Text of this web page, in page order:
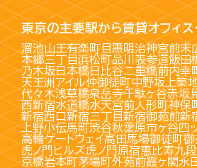
東京の主要駅から賃貸オフィス
溜池山王有楽町目黒明治神宮前末
本郷三丁目浜松町品川 表参道飯田
乃木坂日本橋日比谷二重橋前内幸
天王洲アイル仲御徒町中野坂上築
代々木浅草橋泉岳寺千駄ヶ谷赤坂
西新宿水道橋水天宮前人形町神保
新宿西口新宿三丁目新宿御苑前新
上野小伝馬町渋谷秋葉原市ヶ谷四
高輪ゲートウェイ高田馬場御徒町御
虎ノ門ヒルズ虎ノ門原宿恵比寿九
京橋岩本町茅場町外苑前霞ヶ関永